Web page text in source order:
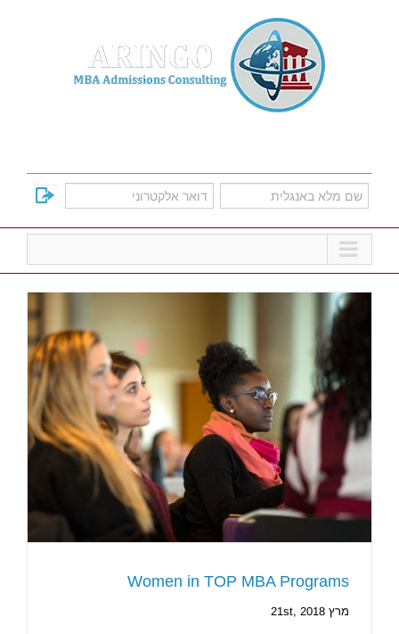
Women in TOP MBA Programs
מרץ 21st, 2018